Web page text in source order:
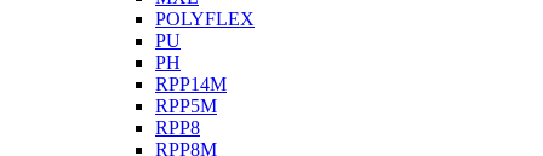
POLYFLEX
PU
PH
RPP14M
RPP5M
RPP8
RPP8M